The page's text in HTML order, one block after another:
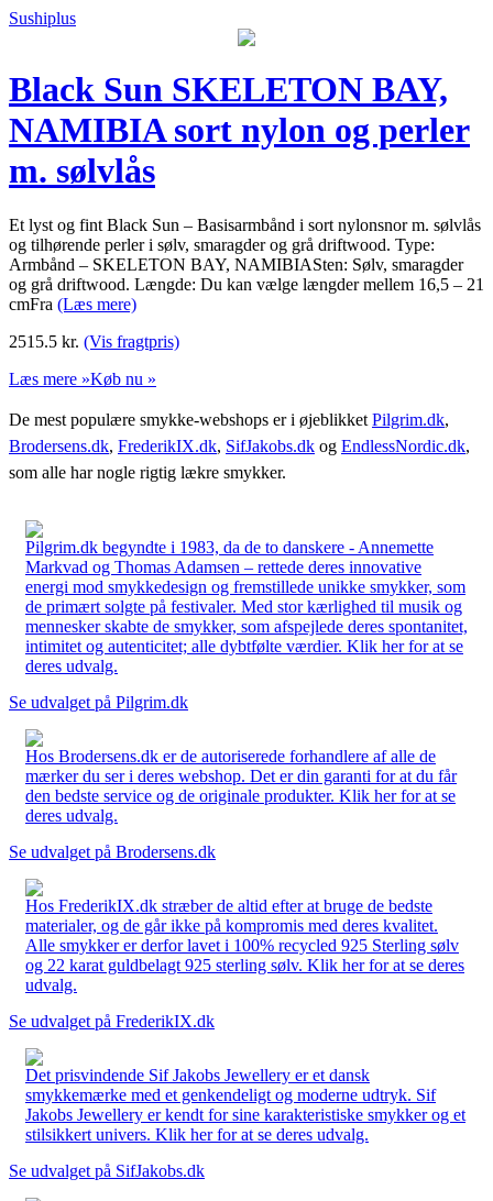
Sushiplus
Black Sun SKELETON BAY,
NAMIBIA sort nylon og perler
m. sølvlås
Et lyst og fint Black Sun – Basisarmbånd i sort nylonsnor m. sølvlås
og tilhørende perler i sølv, smaragder og grå driftwood. Type:
Armbånd – SKELETON BAY, NAMIBIASten: Sølv, smaragder
og grå driftwood. Længde: Du kan vælge længder mellem 16,5 – 21
cmFra (Læs mere)
2515.5 kr. (Vis fragtpris)
Læs mere »Køb nu »
De mest populære smykke-webshops er i øjeblikket Pilgrim.dk,
Brodersens.dk, FrederikIX.dk, SifJakobs.dk og EndlessNordic.dk,
som alle har nogle rigtig lækre smykker.
Pilgrim.dk begyndte i 1983, da de to danskere - Annemette
Markvad og Thomas Adamsen – rettede deres innovative
energi mod smykkedesign og fremstillede unikke smykker, som
de primært solgte på festivaler. Med stor kærlighed til musik og
mennesker skabte de smykker, som afspejlede deres spontanitet,
intimitet og autenticitet; alle dybtfølte værdier. Klik her for at se
deres udvalg.
Se udvalget på Pilgrim.dk
Hos Brodersens.dk er de autoriserede forhandlere af alle de
mærker du ser i deres webshop. Det er din garanti for at du får
den bedste service og de originale produkter. Klik her for at se
deres udvalg.
Se udvalget på Brodersens.dk
Hos FrederikIX.dk stræber de altid efter at bruge de bedste
materialer, og de går ikke på kompromis med deres kvalitet.
Alle smykker er derfor lavet i 100% recycled 925 Sterling sølv
og 22 karat guldbelagt 925 sterling sølv. Klik her for at se deres
udvalg.
Se udvalget på FrederikIX.dk
Det prisvindende Sif Jakobs Jewellery er et dansk
smykkemærke med et genkendeligt og moderne udtryk. Sif
Jakobs Jewellery er kendt for sine karakteristiske smykker og et
stilsikkert univers. Klik her for at se deres udvalg.
Se udvalget på SifJakobs.dk